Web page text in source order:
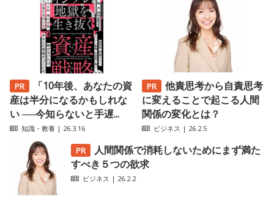
「10年後、あなたの資
産は半分になるかもしれな
い ──今知らないと手遅...
知識・教養 | 26.3.16
他責思考から自責思考
に変えることで起こる人間
関係の変化とは？
ビジネス | 26.2.5
人間関係で消耗しないためにまず満た
すべき５つの欲求
ビジネス | 26.2.2